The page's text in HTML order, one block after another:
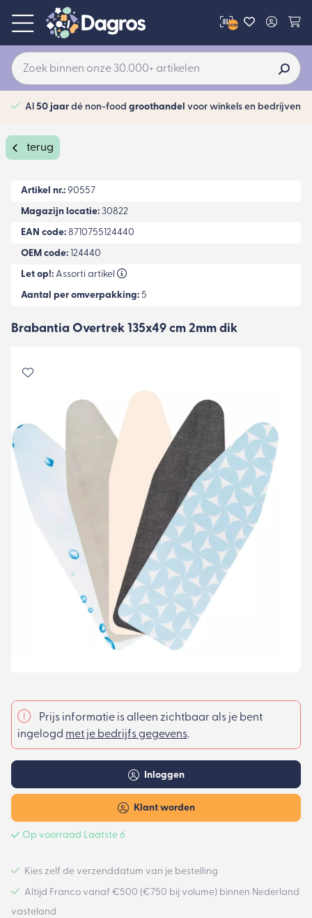
scan
Al 50 jaar dé non-food groothandel voor winkels en bedrijven
terug
Brabantia Overtrek 135x49 cm 2mm dik
Op voorraad Laatste 6
Artikel nr.: 90557
Magazijn locatie: 30822
EAN code: 8710755124440
OEM code: 124440
Let op!: Assorti artikel
Aantal per omverpakking: 5
Prijs informatie is alleen zichtbaar als je bent
ingelogd met je bedrijfs gegevens.
Inloggen
Klant worden
Kies zelf de verzenddatum van je bestelling
Altijd Franco vanaf €500 (€750 bij volume) binnen Nederland
vasteland